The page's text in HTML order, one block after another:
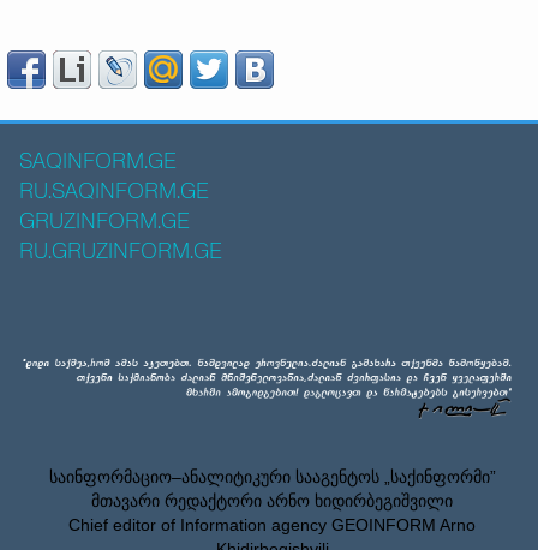
SAQINFORM.GE
RU.SAQINFORM.GE
GRUZINFORM.GE
RU.GRUZINFORM.GE
საინფორმაციო–ანალიტიკური სააგენტოს „საქინფორმი”
მთავარი რედაქტორი არნო ხიდირბეგიშვილი
Chief editor of Information agency GEOINFORM Arno